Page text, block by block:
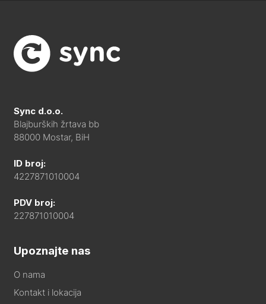
Sync d.o.o.
Blajburških žrtava bb
88000 Mostar, BiH
ID broj:
4227871010004
PDV broj:
227871010004
Upoznajte nas
O nama
Kontakt i lokacija